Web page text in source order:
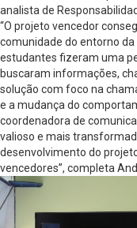
analista de
“O projeto vencedor
comunidade do entorno da
estudantes fizeram uma
buscaram informações,
solução com foco na
e a mudança do
coordenadora de
valioso e mais
desenvolvimento do
vencedores”, completa